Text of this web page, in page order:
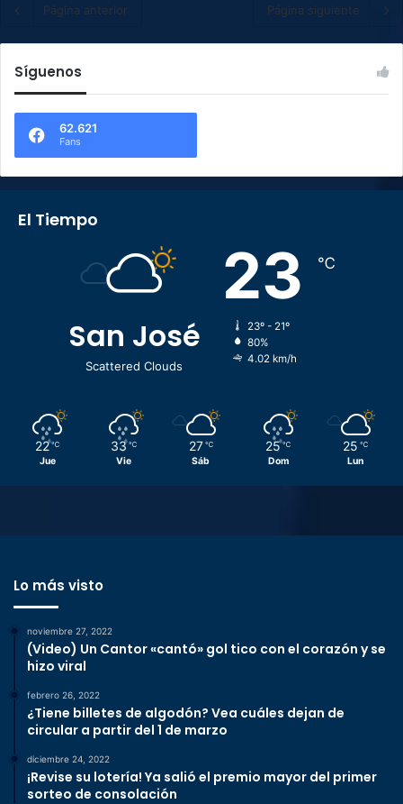
Página anterior Página siguiente
Síguenos
62.621
Fans
El Tiempo
San José
Scattered Clouds
23 ℃
23º - 21º
80%
4.02 km/h
22 ℃
Jue
33 ℃
Vie
27 ℃
Sáb
25 ℃
Dom
25 ℃
Lun
Lo más visto
noviembre 27, 2022
(Video) Un Cantor «cantó» gol tico con el corazón y se
hizo viral
febrero 26, 2022
¿Tiene billetes de algodón? Vea cuáles dejan de
circular a partir del 1 de marzo
diciembre 24, 2022
¡Revise su lotería! Ya salió el premio mayor del primer
sorteo de consolación